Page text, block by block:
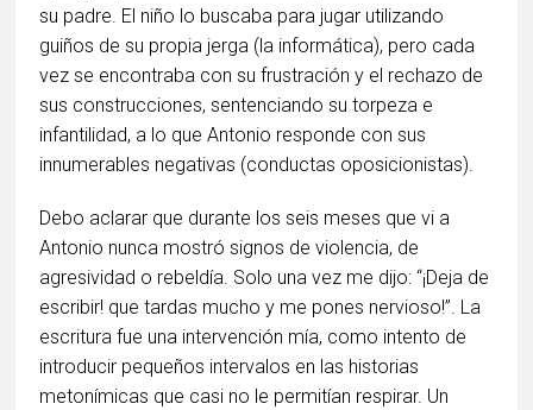
su padre. El niño lo buscaba para jugar utilizando
guiños de su propia jerga (la informática), pero cada
vez se encontraba con su frustración y el rechazo de
sus construcciones, sentenciando su torpeza e
infantilidad, a lo que Antonio responde con sus
innumerables negativas (conductas oposicionistas).
Debo aclarar que durante los seis meses que vi a
Antonio nunca mostró signos de violencia, de
agresividad o rebeldía. Solo una vez me dijo: “¡Deja de
escribir! que tardas mucho y me pones nervioso!”. La
escritura fue una intervención mía, como intento de
introducir pequeños intervalos en las historias
metonímicas que casi no le permitían respirar. Un